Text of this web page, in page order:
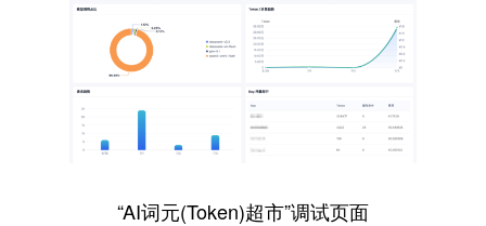
“AI词元(Token)超市”调试页面